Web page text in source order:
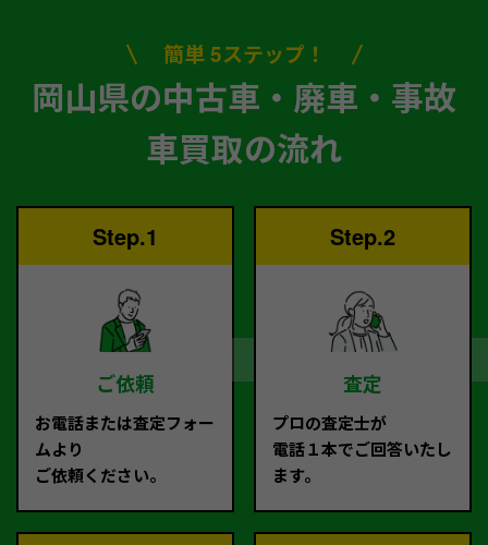
簡単 5ステップ！
岡山県の中古車・廃車・事故
車買取の流れ
Step.1
ご依頼
お電話または査定フォー
ムより
ご依頼ください。
Step.2
査定
プロの査定士が
電話１本でご回答いたし
ます。